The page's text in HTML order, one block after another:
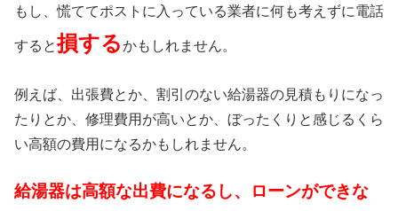
もし、慌ててポストに入っている業者に何も考えずに電話
すると損するかもしれません。
例えば、出張費とか、割引のない給湯器の見積もりになっ
たりとか、修理費用が高いとか、ぼったくりと感じるくら
い高額の費用になるかもしれません。
給湯器は高額な出費になるし、ローンができな